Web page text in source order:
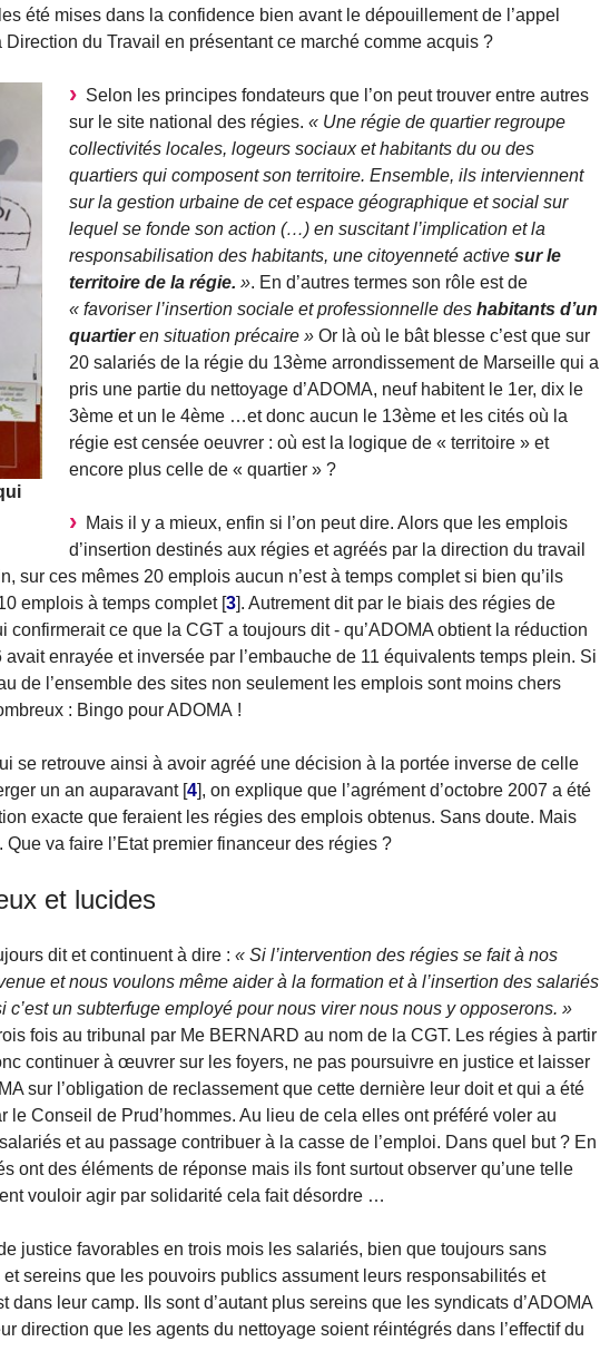
été mises dans la confidence bien avant le dépouillement de l’appel
Direction du Travail en présentant ce marché comme acquis ?
Selon les principes fondateurs que l’on peut trouver entre autres
sur le site national des régies. « Une régie de quartier regroupe
collectivités locales, logeurs sociaux et habitants du ou des
quartiers qui composent son territoire. Ensemble, ils interviennent
sur la gestion urbaine de cet espace géographique et social sur
lequel se fonde son action (…) en suscitant l’implication et la
responsabilisation des habitants, une citoyenneté active sur le
territoire de la régie. ». En d’autres termes son rôle est de
« favoriser l’insertion sociale et professionnelle des habitants d’un
quartieren situation précaire »Or là où le bât blesse c’est que sur
20 salariés de la régie du 13ème arrondissement de Marseille qui a
pris une partie du nettoyage d’ADOMA, neuf habitent le 1er, dix le
3ème et un le 4ème …et donc aucun le 13ème et les cités où la
régie est censée oeuvrer : où est la logique de « territoire » et
encore plus celle de « quartier » ?
Mais il y a mieux, enfin si l’on peut dire. Alors que les emplois
d’insertion destinés aux régies et agréés par la direction du travail
sur ces mêmes 20 emplois aucun n’est à temps complet si bien qu’ils
emplois à temps complet[3]. Autrement dit par le biais des régies de
confirmerait ce que la CGT a toujours dit - qu’ADOMA obtient la réduction
avait enrayée et inversée par l’embauche de 11 équivalents temps plein. Si
de l’ensemble des sites non seulement les emplois sont moins chers
: Bingo pour ADOMA !
se retrouve ainsi à avoir agréé une décision à la portée inverse de celle
un an auparavant[4], on explique que l’agrément d’octobre 2007 a été
exacte que feraient les régies des emplois obtenus. Sans doute. Mais
va faire l’Etat premier financeur des régies ?
et lucides
dit et continuent à dire : « Si l’intervention des régies se fait à nos
et nous voulons même aider à la formation et à l’insertion des salariés
c’est un subterfuge employé pour nous virer nous nous y opposerons. »
fois au tribunal par Me BERNARD au nom de la CGT. Les régies à partir
continuer à œuvrer sur les foyers, ne pas poursuivre en justice et laisser
sur l’obligation de reclassement que cette dernière leur doit et qui a été
le Conseil de Prud’hommes. Au lieu de cela elles ont préféré voler au
et au passage contribuer à la casse de l’emploi. Dans quel but ? En
ont des éléments de réponse mais ils font surtout observer qu’une telle
vouloir agir par solidarité cela fait désordre …
justice favorables en trois mois les salariés, bien que toujours sans
sereins que les pouvoirs publics assument leurs responsabilités et
leur camp. Ils sont d’autant plus sereins que les syndicats d’ADOMA
direction que les agents du nettoyage soient réintégrés dans l’effectif du